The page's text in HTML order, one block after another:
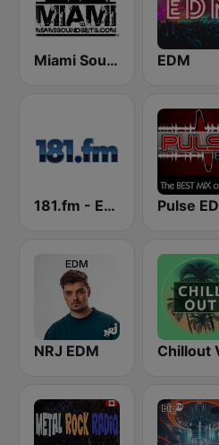
Miami SoundSets EDM
181.fm - Energy 93 (Euro EDM)
NRJ EDM